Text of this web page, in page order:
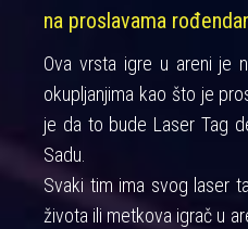
na proslavama
Ova vrsta igre u areni je
okupljanjima kao što je
je da to bude Laser Tag
Sadu.
Svaki tim ima svog laser
života ili metkova igrač u